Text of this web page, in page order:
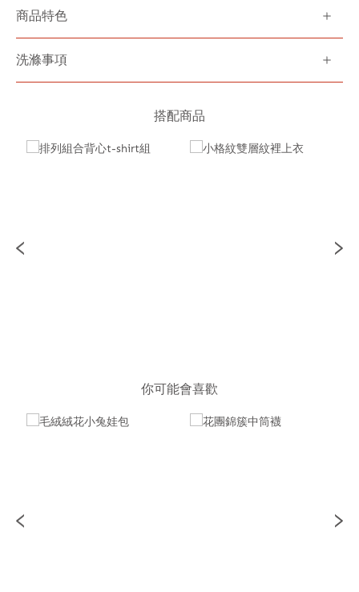
商品特色
洗滌事項
搭配商品
你可能會喜歡